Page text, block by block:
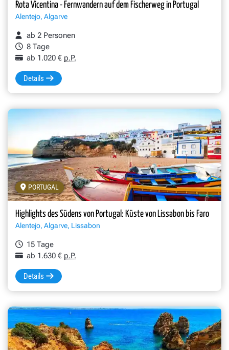
Rota Vicentina - Fernwandern auf dem Fischerweg in Portugal
Alentejo, Algarve
ab 2 Personen
8 Tage
ab 1.020 € p.P.
Details
PORTUGAL
Highlights des Südens von Portugal: Küste von Lissabon bis Faro
Alentejo, Algarve, Lissabon
15 Tage
ab 1.630 € p.P.
Details